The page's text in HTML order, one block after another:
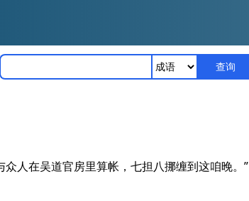
查询
众人在吴道官房里算帐，七担八挪缠到这咱晚。”